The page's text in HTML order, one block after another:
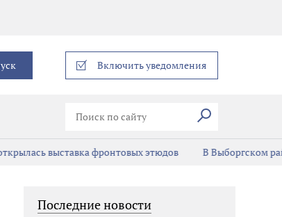
Включить уведомления
Искать
выставка фронтовых этюдов В Выборгском
Последние новости